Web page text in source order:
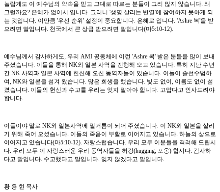
놀랍게도 이 예수님의 약속을 믿고 그대로 따르는 분들이 그리 많지 않습니다. 왜
그럴까요? 은혜가 없어서 입니다. 그러니 '생명 살리는 반열'에 참여하지 못하게 되
는 것입니다. 이만큼 '우선 순위' 설정이 중요합니다. 은혜로 입니다. 'Ashre 복'을 받
으려면 말입니다. 천국에서 큰 상급 받으려면 말입니다(마5:10-12).
예수님께서 감사하게도, 우리 AMI 공동체에 이런 'Ashre 복' 받은 분들을 많이 보내
주셨습니다. 이들을 통해 NK와 일본 사역을 진행해 오고 있습니다. 특히 지난 수년
간 NK 사역과 일본 사역에 헌신해 오신 동역자들이 있습니다. 이들이 솔선수범하
여, NK와 일본을 섬겨 왔습니다. 많은 희생을 했습니다. 빛도 없이, 이름도 없이 섬
겼습니다. 이들의 헌신과 수고를 우리는 잊지 말아야 합니다. 고맙다고 인사드려야
합니다.
이들이야 말로 NK와 일본사역에 밑거름이 되어 주셨습니다. 이 NK와 일본을 살리
기 위해 죽어 오셨습니다. 이들의 죽음이 부활로 이어지고 있습니다. 하늘의 상으로
이어지고 있습니다(마5:10-12). 자랑스럽습니다. 우리 모두 이분들을 격려해 드립시
다. 우리 모두 이 자랑스러운 우리 동역자들을 허깅(hugging, 포옹) 합시다. 감사하
다고 말입니다. 수고했다고 말입니다. 잊지 않겠다고 말입니다.
황 용 현 목사